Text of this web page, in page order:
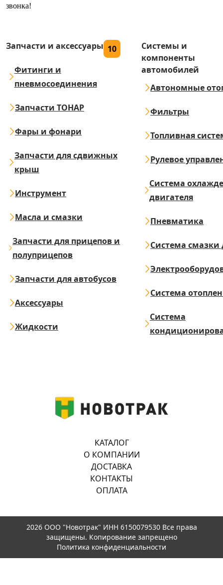
звонка!
Запчасти и аксессуары 10
Фитинги и
пневмосоединения
Запчасти ТОНАР
Фары и фонари
Запчасти для сдвижных
крыш
Инструмент
Масла и смазки
Запчасти для прицепов и
полуприцепов
Запчасти для автобусов
Аксессуары
Жидкости
Системы и
компоненты
автомобилей
Автономные
Фильтры
Топливная
Рулевое
Система
двигателя
Пневматика
Система смазки
Система
Система
КАТАЛОГ
О КОМПАНИИ
ДОСТАВКА
КОНТАКТЫ
ОПЛАТА
2026 ООО "Новотрак" ИНН 6150079530 Все права
защищены. Копирование запрещено
Политика конфиденциальности